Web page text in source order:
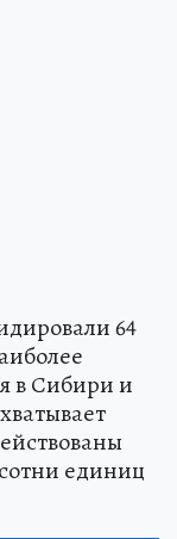
64
в Сибири и
единиц